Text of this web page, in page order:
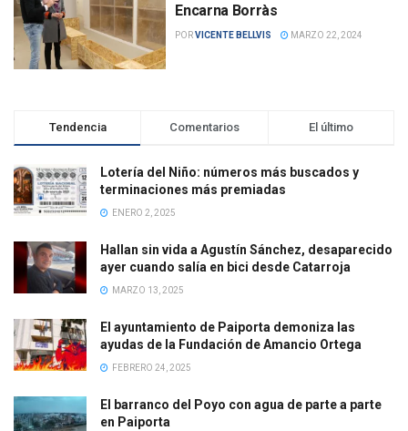
Encarna Borràs
PORVICENTE BELLVIS MARZO 22, 2024
Tendencia Comentarios El último
Lotería del Niño: números más buscados y
terminaciones más premiadas
ENERO 2, 2025
Hallan sin vida a Agustín Sánchez, desaparecido
ayer cuando salía en bici desde Catarroja
MARZO 13, 2025
El ayuntamiento de Paiporta demoniza las
ayudas de la Fundación de Amancio Ortega
FEBRERO 24, 2025
El barranco del Poyo con agua de parte a parte
en Paiporta